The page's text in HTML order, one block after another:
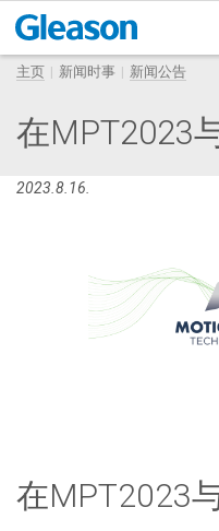
主页 新闻时事 新闻公告
在MPT2023
2023.8.16.
在MPT2023